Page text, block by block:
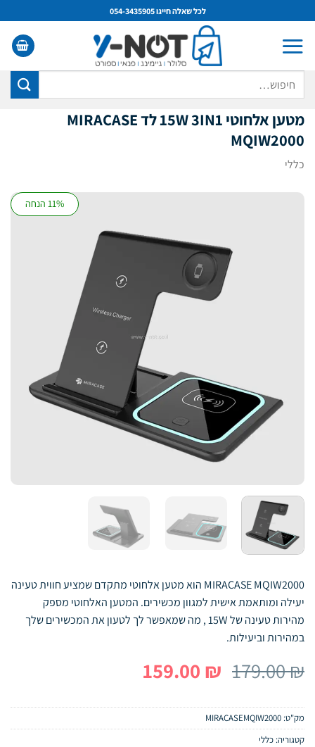
to
content
לכל שאלה חייגו 054-3435905
מטען אלחוטי 15W 3IN1 לד MIRACASE
MQIW2000
כללי
11% הנחה
MIRACASE MQIW2000 הוא מטען אלחוטי מתקדם שמציע חווית טעינה
יעילה ומותאמת אישית למגוון מכשירים. המטען האלחוטי מספק
מהירות טעינה של 15W , מה שמאפשר לך לטעון את המכשירים שלך
במהירות וביעילות.
179.00₪ המחיר
היה:
179.00 ₪.
159.00 ₪ המחיר
הוא:
159.00 ₪. מק"ט: MIRACASEMQIW2000
קטגוריה: כללי